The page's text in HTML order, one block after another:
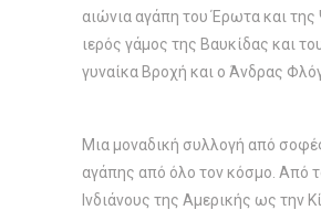
αιώνια αγάπη του Έρωτα και
ιερός γάμος της Βαυκίδας και
γυναίκα Βροχή και ο Άνδρας
Μια μοναδική συλλογή από
αγάπης από όλο τον κόσμο. Από
Ινδιάνους της Αμερικής ως την